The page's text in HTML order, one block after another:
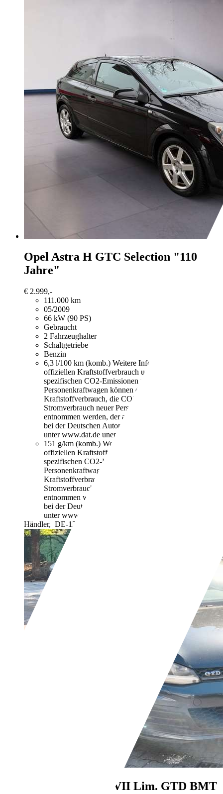
Opel Astra H GTC Selection "110
Jahre"
€ 2.999,-
111.000 km
05/2009
66 kW (90 PS)
Gebraucht
2 Fahrzeughalter
Schaltgetriebe
Benzin
6,3 l/100 km (komb.) Weitere Informationen zum
offiziellen Kraftstoffverbrauch und den offiziellen
spezifischen CO2-Emissionen neuer
Personenkraftwagen können dem "Leitfaden über den
Kraftstoffverbrauch, die CO2-Emissionen und den
Stromverbrauch neuer Personenkraftwagen"
entnommen werden, der an allen Verkaufsstellen und
bei der Deutschen Automobil Treuhand GmbH
unter www.dat.de unentgeltlich erhältlich ist.
151 g/km (komb.) Weitere Informationen zum
offiziellen Kraftstoffverbrauch und den offiziellen
spezifischen CO2-Emissionen neuer
Personenkraftwagen können dem "Leitfaden über den
Kraftstoffverbrauch, die CO2-Emissionen und den
Stromverbrauch neuer Personenkraftwagen"
entnommen werden, der an allen Verkaufsstellen und
bei der Deutschen Automobil Treuhand GmbH
unter www.dat.de unentgeltlich erhältlich ist.
Händler, DE-12439 Berlin
VII Lim. GTD BMT